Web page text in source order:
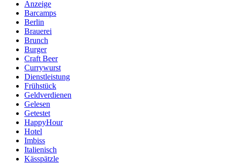
Anzeige
Barcamps
Berlin
Brauerei
Brunch
Burger
Craft Beer
Currywurst
Dienstleistung
Frühstück
Geldverdienen
Gelesen
Getestet
HappyHour
Hotel
Imbiss
Italienisch
Kässpätzle